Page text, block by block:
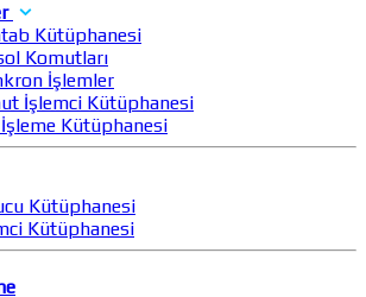
Kütüphanesi
Komutları
İşlemler
İşlemci Kütüphanesi
İşleme Kütüphanesi
Kütüphanesi
Kütüphanesi